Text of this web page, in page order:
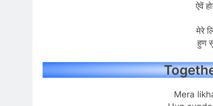
ऐवें
मेरे
हुण
Mera